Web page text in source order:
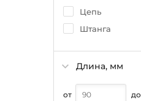
Цепь
Штанга
Длина, мм
от до